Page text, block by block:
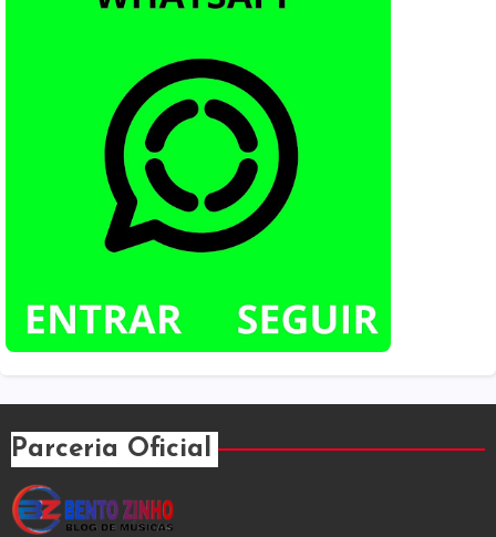
Parceria Oficial